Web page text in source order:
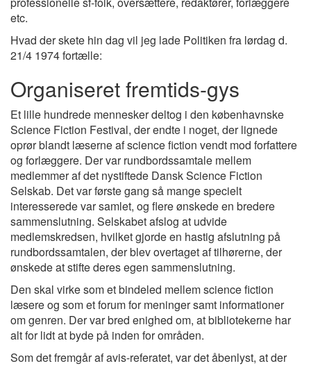
etc.
Hvad der skete hin dag vil jeg lade Politiken fra lørdag d.
21/4 1974 fortælle:
Organiseret fremtids-gys
Et lille hundrede mennesker deltog i den københavnske
Science Fiction Festival, der endte i noget, der lignede
oprør blandt læserne af science fiction vendt mod forfattere
og forlæggere. Der var rundbordssamtale mellem
medlemmer af det nystiftede Dansk Science Fiction
Selskab. Det var første gang så mange specielt
interesserede var samlet, og flere ønskede en bredere
sammenslutning. Selskabet afslog at udvide
medlemskredsen, hvilket gjorde en hastig afslutning på
rundbordssamtalen, der blev overtaget af tilhørerne, der
ønskede at stifte deres egen sammenslutning.
Den skal virke som et bindeled mellem science fiction
læsere og som et forum for meninger samt informationer
om genren. Der var bred enighed om, at bibliotekerne har
alt for lidt at byde på inden for områden.
Som det fremgår af avis-referatet, var det åbenlyst, at der